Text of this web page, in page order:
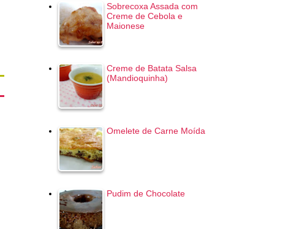
Sobrecoxa Assada com
Creme de Cebola e
Maionese
Creme de Batata Salsa
(Mandioquinha)
Omelete de Carne Moída
Pudim de Chocolate